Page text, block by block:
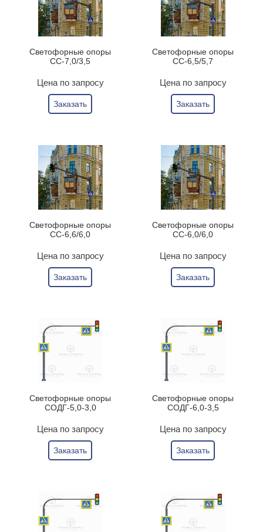
Светофорные опоры
СС-7,0/3,5
Цена по запросу
Заказать
Светофорные опоры
СС-6,5/5,7
Цена по запросу
Заказать
Светофорные опоры
СС-6,6/6,0
Цена по запросу
Заказать
Светофорные опоры
СС-6,0/6,0
Цена по запросу
Заказать
Светофорные опоры
СОДГ-5,0-3,0
Цена по запросу
Заказать
Светофорные опоры
СОДГ-6,0-3,5
Цена по запросу
Заказать